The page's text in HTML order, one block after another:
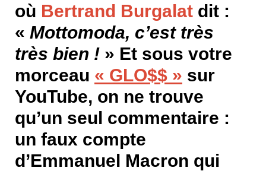
où Bertrand Burgalat dit :
« Mottomoda, c’est très
très bien ! » Et sous votre
morceau « GLO$$ » sur
YouTube, on ne trouve
qu’un seul commentaire :
un faux compte
d’Emmanuel Macron qui